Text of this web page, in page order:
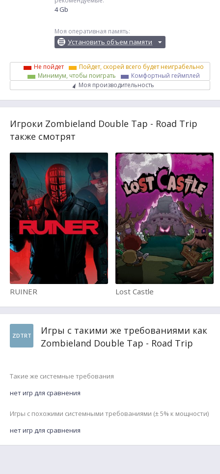
4 Gb
Моя оперативная память:
Установить объем памяти
Не пойдет
Пойдет, скорей всего будет неиграбельно
Минимум, чтобы поиграть
Комфортный геймплей
Моя производительность
Игроки Zombieland Double Tap - Road Trip
также смотрят
RUINER Lost Castle
ZDTRT
Игры с такими же требованиями как
Zombieland Double Tap - Road Trip
Такие же системные требования
нет игр для сравнения
Игры с похожими системными требованиями (± 5% к мощности)
нет игр для сравнения